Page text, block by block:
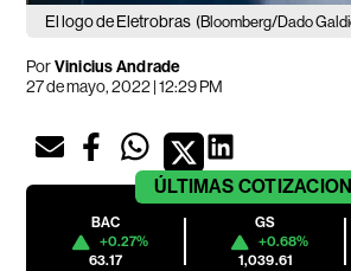
El logo de Eletrobras (Bloomberg/Dado
PorVinicius Andrade
27 de mayo, 2022 | 12:29 PM
ÚLTIMAS
BAC
+0.27%
63.17
GS
+0.68%
1,039.61